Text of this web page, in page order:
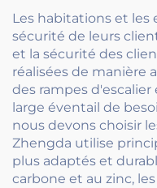
Les habitations et les
sécurité de leurs
et la sécurité des
réalisées de manière
des rampes
large éventail de
nous devons choisir
Zhengda utilise
plus adaptés et
carbone et au zinc,